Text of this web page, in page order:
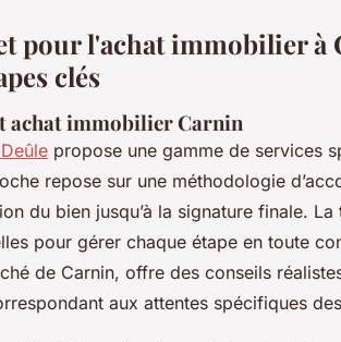
pour l'achat immobilier à
clés
achat immobilier Carnin
propose une gamme de services
repose sur une méthodologie
du bien jusqu’à la signature finale.
pour gérer chaque étape en toute
de Carnin, offre des conseils
aux attentes spécifiques